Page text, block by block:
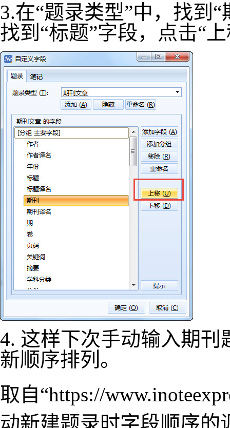
3.在“题录类型”中，找到
找到“标题”字段，点击“
4. 这样下次手动输入期
新顺序排列。
取自“https://
动新建题录时字段顺序的